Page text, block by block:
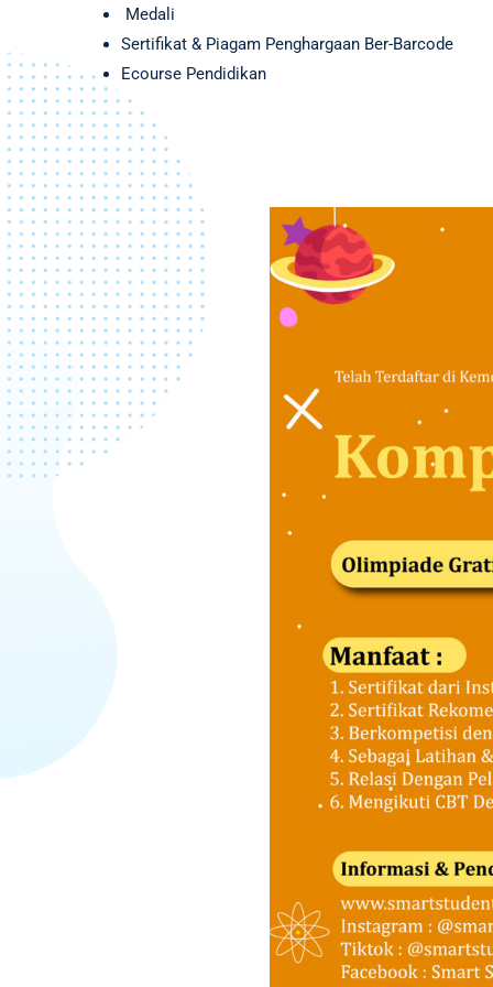
Medali
Sertifikat & Piagam Penghargaan Ber-Barcode
Ecourse Pendidikan